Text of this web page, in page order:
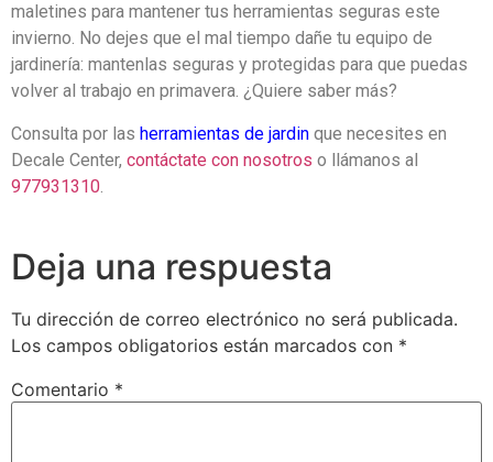
maletines para mantener tus herramientas seguras este
invierno. No dejes que el mal tiempo dañe tu equipo de
jardinería: mantenlas seguras y protegidas para que puedas
volver al trabajo en primavera. ¿Quiere saber más?
Consulta por las herramientas de jardin que necesites en
Decale Center, contáctate con nosotros o llámanos al
977931310.
Deja una respuesta
Tu dirección de correo electrónico no será publicada.
Los campos obligatorios están marcados con *
Comentario *